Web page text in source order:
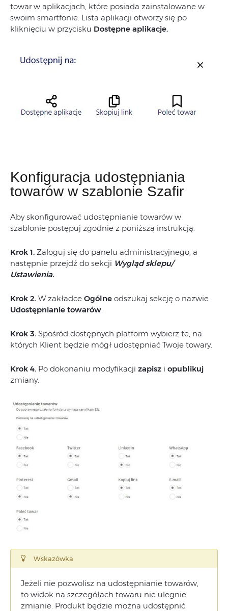
towar w aplikacjach, które posiada zainstalowane w
swoim smartfonie. Lista aplikacji otworzy się po
kliknięciu w przycisku Dostępne aplikacje.
Konfiguracja udostępniania
towarów w szablonie Szafir
Aby skonfigurować udostępnianie towarów w
szablonie postępuj zgodnie z poniższą instrukcją.
Krok 1. Zaloguj się do panelu administracyjnego, a
następnie przejdź do sekcji Wygląd sklepu/
Ustawienia.
Krok 2. W zakładce Ogólne odszukaj sekcję o nazwie
Udostępnianie towarów.
Krok 3. Spośród dostępnych platform wybierz te, na
których Klient będzie mógł udostępniać Twoje towary.
Krok 4. Po dokonaniu modyfikacji zapisz i opublikuj
zmiany.
Wskazówka
Jeżeli nie pozwolisz na udostępnianie towarów,
to widok na szczegółach towaru nie ulegnie
zmianie. Produkt będzie można udostępnić